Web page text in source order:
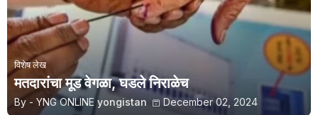
विशेष लेख
मतदारांचा मूड वेगळा, घडले निराळेच
By - YNG ONLINE yongistan December 02, 2024